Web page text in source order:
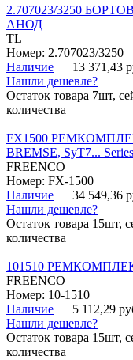
2.707023/3250
АНОД
TL
Номер: 2.707023/3250
Наличие
13 371,43
Нашли дешевле?
Остаток товара 7шт,
количества
FX1500
BREMSE, SyT7... Series
FREENCO
Номер: FX-1500
Наличие
34 549,36
Нашли дешевле?
Остаток товара 15шт,
количества
101510
FREENCO
Номер: 10-1510
Наличие
5 112,29
Нашли дешевле?
Остаток товара 15шт,
количества